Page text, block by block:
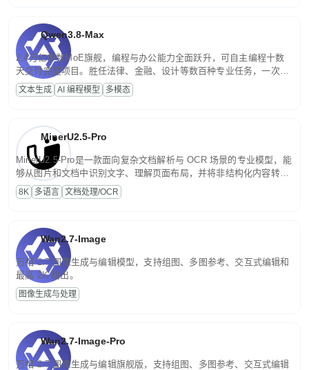
Qwen3.8-Max
2.4万亿参数MoE旗舰，编程与办公能力全面跃升，可自主编程十数
天交付完整项目。胜任法律、金融、设计等数百种专业任务，一次对
话端到端交付生产级成果。原生视觉理解贯穿规划、执行与验证全流
程，支持超长文档与长视频的深度语义解析。长程任务中自主规划与
文本生成 AI 编程模型 多模态
MinerU2.5-Pro
MinerU2.5-Pro是一款面向复杂文档解析与 OCR 场景的专业模型，能
够从图片和文档中识别文字、理解页面布局，并将非结构化内容转换
为便于存储、检索和二次处理的结构化结果。
8K 多语言 文档处理/OCR
Wan2.7-Image
万相 2.7 图像生成与编辑模型，支持组图、多图参考、交互式编辑和
最高 2K 输出。
图像生成与处理
Wan2.7-Image-Pro
万相 2.7 图像生成与编辑旗舰版，支持组图、多图参考、交互式编辑